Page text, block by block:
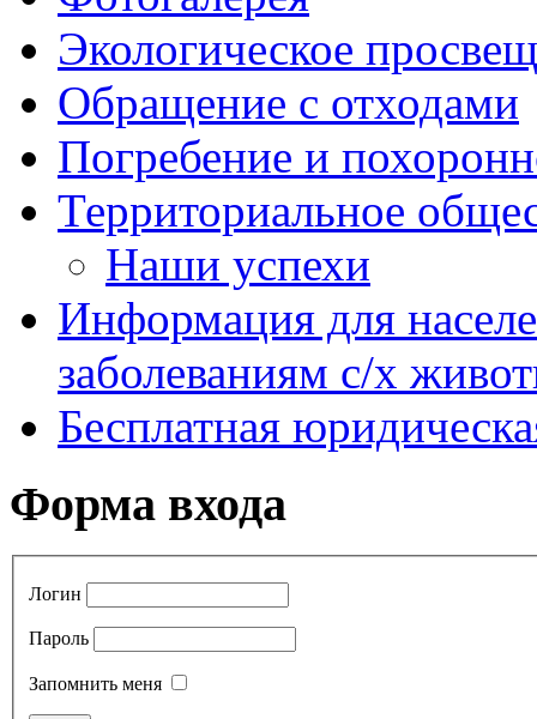
Экологическое
Обращение с отходами
Погребение и
Территориальное
Наши успехи
Информация для
заболеваниям с/х
Бесплатная
Форма входа
Логин
Пароль
Запомнить меня